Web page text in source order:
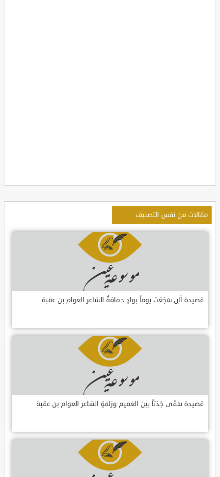
مقالات من نفس التصنيف
قصيدة أإن سَجَعَت يوماً بوادٍ حمامَةٌ الشاعر العوام بن عقبة
قصيدة سَقَى جَدَثاً بين الغميم وزلفةٍ الشاعر العوام بن عقبة